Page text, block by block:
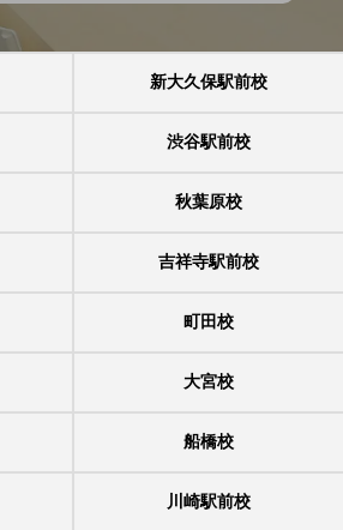
新大久保駅前校
渋谷駅前校
秋葉原校
吉祥寺駅前校
町田校
大宮校
船橋校
川崎駅前校